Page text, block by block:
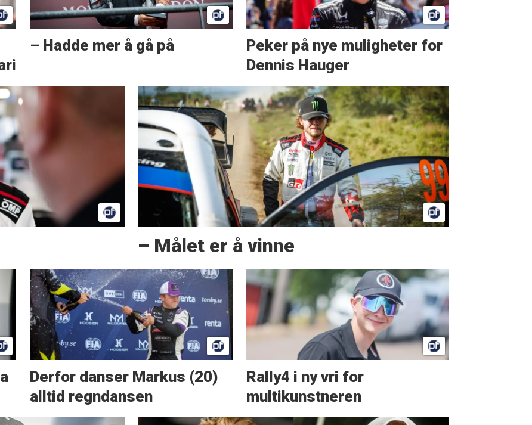
– Hadde mer å gå på
Peker på nye muligheter for
Dennis Hauger
– Målet er å vinne
Derfor danser Markus (20)
alltid regndansen
Rally4 i ny vri for
multikunstneren